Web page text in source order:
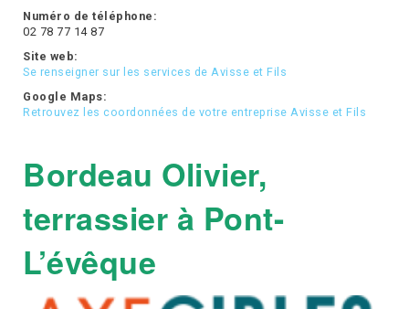
Numéro de téléphone:
02 78 77 14 87
Site web:
Se renseigner sur les services de Avisse et Fils
Google Maps:
Retrouvez les coordonnées de votre entreprise Avisse et Fils
Bordeau Olivier,
terrassier à Pont-
L’évêque